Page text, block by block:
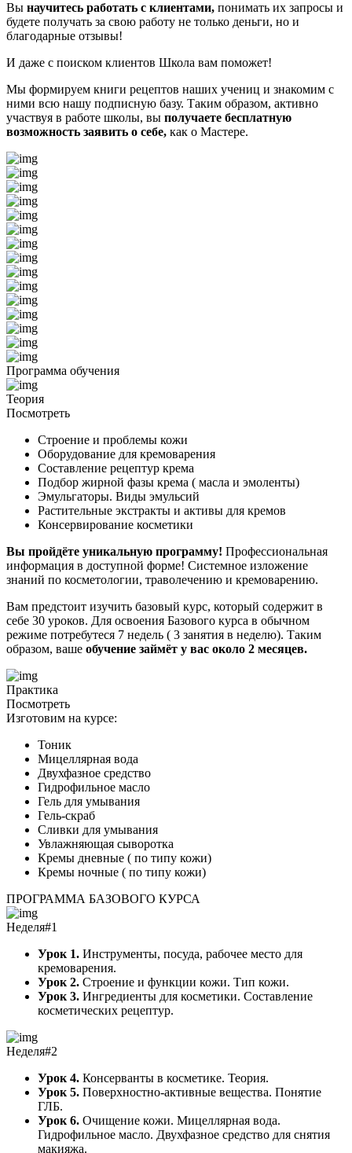
Вы научитесь работать с клиентами, понимать их запросы и
будете получать за свою работу не только деньги, но и
благодарные отзывы!
И даже с поиском клиентов Школа вам поможет!
Мы формируем книги рецептов наших учениц и знакомим с
ними всю нашу подписную базу. Таким образом, активно
участвуя в работе школы, вы получаете бесплатную
возможность заявить о себе, как о Мастере.
Программа обучения
Теория
Посмотреть
Строение и проблемы кожи
Оборудование для кремоварения
Составление рецептур крема
Подбор жирной фазы крема ( масла и эмоленты)
Эмульгаторы. Виды эмульсий
Растительные экстракты и активы для кремов
Консервирование косметики
Вы пройдёте уникальную программу! Профессиональная
информация в доступной форме! Системное изложение
знаний по косметологии, траволечению и кремоварению.
Вам предстоит изучить базовый курс, который содержит в
себе 30 уроков. Для освоения Базового курса в обычном
режиме потребутеся 7 недель ( 3 занятия в неделю). Таким
образом, ваше обучение займёт у вас около 2 месяцев.
Практика
Посмотреть
Изготовим на курсе:
Тоник
Мицеллярная вода
Двухфазное средство
Гидрофильное масло
Гель для умывания
Гель-скраб
Сливки для умывания
Увлажняющая сыворотка
Кремы дневные ( по типу кожи)
Кремы ночные ( по типу кожи)
ПРОГРАММА БАЗОВОГО КУРСА
Неделя#1
Урок 1. Инструменты, посуда, рабочее место для
кремоварения.
Урок 2. Строение и функции кожи. Тип кожи.
Урок 3. Ингредиенты для косметики. Составление
косметических рецептур.
Неделя#2
Урок 4. Консерванты в косметике. Теория.
Урок 5. Поверхностно-активные вещества. Понятие
ГЛБ.
Урок 6. Очищение кожи. Мицеллярная вода.
Гидрофильное масло. Двухфазное средство для снятия
макияжа.